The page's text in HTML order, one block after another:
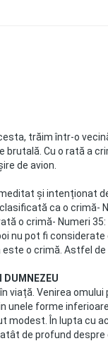
trăim într-o
Cu o rată a
de avion.
și intenționat
ca o crimă-
o crimă- Numeri 35:
nu pot fi considerate
o crimă. Astfel de
DUMNEZEU
viață. Venirea
unele forme
modest. În lupta cu
de profund despre